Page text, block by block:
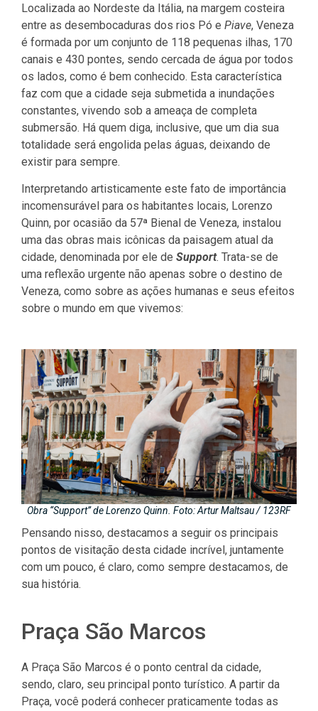
Localizada ao Nordeste da Itália, na margem costeira
entre as desembocaduras dos rios Pó e Piave, Veneza
é formada por um conjunto de 118 pequenas ilhas, 170
canais e 430 pontes, sendo cercada de água por todos
os lados, como é bem conhecido. Esta característica
faz com que a cidade seja submetida a inundações
constantes, vivendo sob a ameaça de completa
submersão. Há quem diga, inclusive, que um dia sua
totalidade será engolida pelas águas, deixando de
existir para sempre.
Interpretando artisticamente este fato de importância
incomensurável para os habitantes locais, Lorenzo
Quinn, por ocasião da 57ª Bienal de Veneza, instalou
uma das obras mais icônicas da paisagem atual da
cidade, denominada por ele de Support. Trata-se de
uma reflexão urgente não apenas sobre o destino de
Veneza, como sobre as ações humanas e seus efeitos
sobre o mundo em que vivemos:
Obra “Support” de Lorenzo Quinn. Foto: Artur Maltsau / 123RF
Pensando nisso, destacamos a seguir os principais
pontos de visitação desta cidade incrível, juntamente
com um pouco, é claro, como sempre destacamos, de
sua história.
Praça São Marcos
A Praça São Marcos é o ponto central da cidade,
sendo, claro, seu principal ponto turístico. A partir da
Praça, você poderá conhecer praticamente todas as